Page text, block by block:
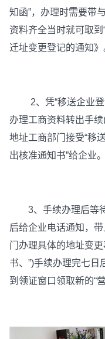
知函”，办理时需要带
资料齐全当时就可取
迁址变更登记的通知》
2、凭“移送企业登
办理工商资料转出手
地址工商部门接受“移
出核准通知书”给企业。
3、手续办理后等待
后给企业电话通知，
门办理具体的地址变
书、”)手续办理完七日
到领证窗口领取新的“营